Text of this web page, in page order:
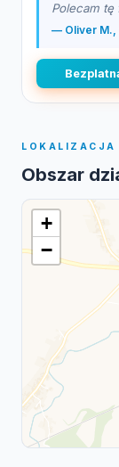
Polecam tę
— Oliver M.,
LOKALIZACJA
Obszar
+
−